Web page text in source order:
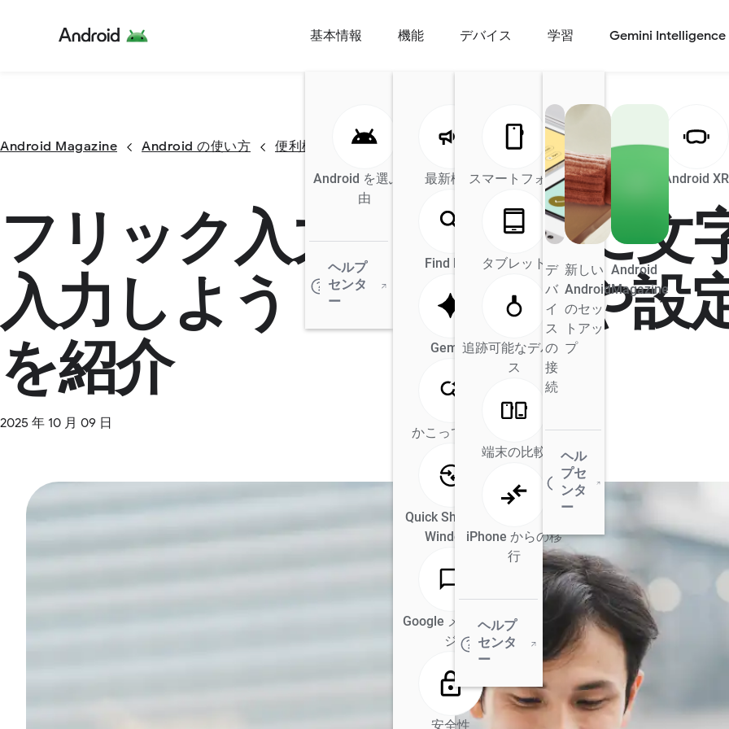
基本情報
Android を選ぶ理
由
Android の AI Android Auto Android XR
ヘルプ
センタ
ー
機能
最新機能
Find Hub
Gemini
かこって検索
Quick Share for
Windows
Google メッセー
ジ
安全性
デバイス
スマートフォン
タブレット
追跡可能なデバイ
ス
端末の比較
iPhone からの移
行
ヘルプ
センタ
ー
学習
デ
バ
イ
ス
の
接
続
新しい
Android
のセッ
トアッ
プ
Android
Magazine
ヘル
プセ
ンタ
ー
Gemini Intelligence
Android Magazine Android の使い方 便利機能
フリック入力で効率的に文
入力しよう！基本操作や設
を紹介
2025 年 10 月 09 日